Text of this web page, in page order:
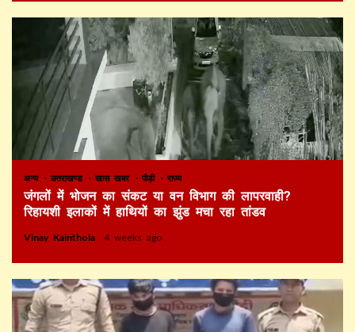
अन्य उत्तराखण्ड खास खबर पौड़ी राज्य
जंगलों में भोजन का संकट या वन विभाग की लापरवाही?
रिहायशी इलाकों में हाथियों का झुंड मचा रहा तांडव
Vinay Kainthola 4 weeks ago